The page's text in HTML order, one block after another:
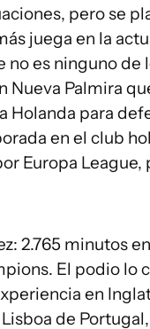
pero se
juega en la
no es ninguno de
Palmira
Holanda para
en el club
Europa League,
2.765 minutos
El podio lo
en
de